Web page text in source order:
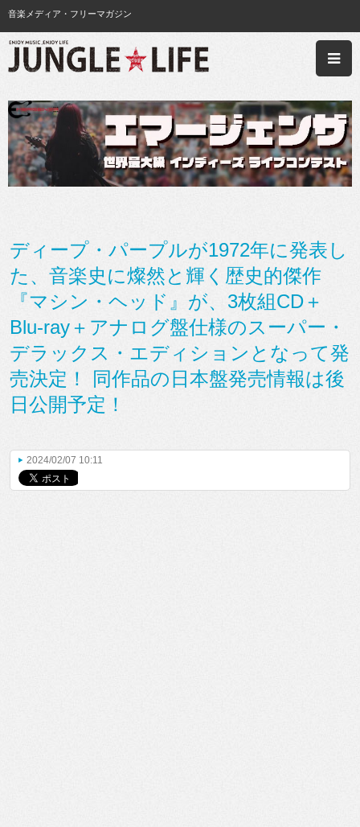
音楽メディア・フリーマガジン
ディープ・パープルが1972年に発表し
た、音楽史に燦然と輝く歴史的傑作
『マシン・ヘッド』が、3枚組CD＋
Blu-ray＋アナログ盤仕様のスーパー・
デラックス・エディションとなって発
売決定！ 同作品の日本盤発売情報は後
日公開予定！
2024/02/07 10:11